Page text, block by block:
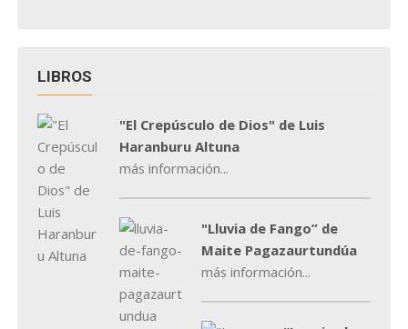
LIBROS
"El Crepúsculo de Dios" de Luis
Haranburu Altuna
más información...
"Lluvia de Fango” de
Maite Pagazaurtundúa
más información...